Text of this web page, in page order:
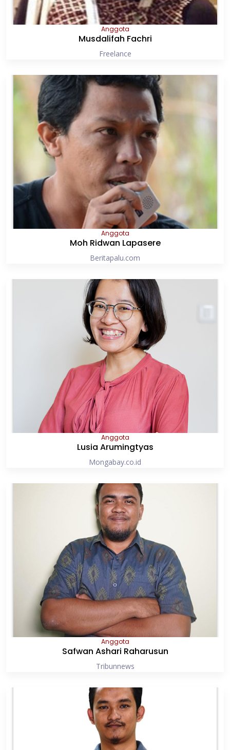
Anggota
Musdalifah Fachri
Freelance
Anggota
Moh Ridwan Lapasere
Beritapalu.com
Anggota
Lusia Arumingtyas
Mongabay.co.id
Anggota
Safwan Ashari Raharusun
Tribunnews